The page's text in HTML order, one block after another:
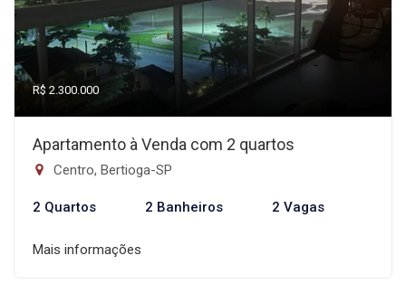
R$ 2.300.000
Apartamento à Venda com 2 quartos
Centro, Bertioga-SP
2 Quartos 2 Banheiros 2 Vagas
Mais informações